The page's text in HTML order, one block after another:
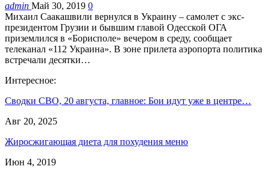
admin Май 30, 2019 0
Михаил Саакашвили вернулся в Украину – самолет с экс-
президентом Грузии и бывшим главой Одесской ОГА
приземлился в «Борисполе» вечером в среду, сообщает
телеканал «112 Украина». В зоне прилета аэропорта политика
встречали десятки…
Интересное:
Сводки СВО, 20 августа, главное: Бои идут уже в центре…
Авг 20, 2025
Жиросжигающая диета для похудения меню
Июн 4, 2019